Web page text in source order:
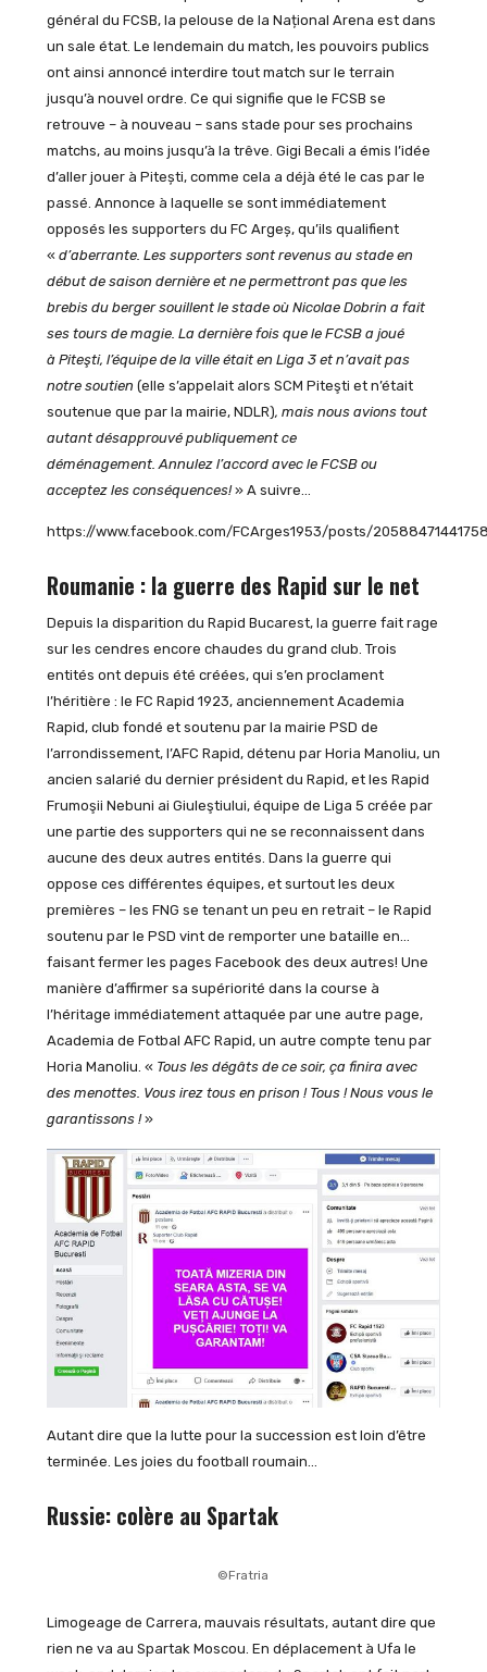
général du FCSB, la pelouse de la Național Arena est dans
un sale état. Le lendemain du match, les pouvoirs publics
ont ainsi annoncé interdire tout match sur le terrain
jusqu’à nouvel ordre. Ce qui signifie que le FCSB se
retrouve – à nouveau – sans stade pour ses prochains
matchs, au moins jusqu’à la trêve. Gigi Becali a émis l’idée
d’aller jouer à Pitești, comme cela a déjà été le cas par le
passé. Annonce à laquelle se sont immédiatement
opposés les supporters du FC Argeș, qu’ils qualifient
« d’aberrante. Les supporters sont revenus au stade en
début de saison dernière et ne permettront pas que les
brebis du berger souillent le stade où Nicolae Dobrin a fait
ses tours de magie. La dernière fois que le FCSB a joué
à Piteşti, l’équipe de la ville était en Liga 3 et n’avait pas
notre soutien (elle s’appelait alors SCM Piteşti et n’était
soutenue que par la mairie, NDLR), mais nous avions tout
autant désapprouvé publiquement ce
déménagement. Annulez l’accord avec le FCSB ou
acceptez les conséquences!» A suivre…
https://www.facebook.com/FCArges1953/posts/
Roumanie : la guerre des Rapid sur le net
Depuis la disparition du Rapid Bucarest, la guerre fait rage
sur les cendres encore chaudes du grand club. Trois
entités ont depuis été créées, qui s’en proclament
l’héritière : le FC Rapid 1923, anciennement Academia
Rapid, club fondé et soutenu par la mairie PSD de
l’arrondissement, l’AFC Rapid, détenu par Horia Manoliu, un
ancien salarié du dernier président du Rapid, et les Rapid
Frumoşii Nebuni ai Giuleştiului, équipe de Liga 5 créée par
une partie des supporters qui ne se reconnaissent dans
aucune des deux autres entités. Dans la guerre qui
oppose ces différentes équipes, et surtout les deux
premières – les FNG se tenant un peu en retrait – le Rapid
soutenu par le PSD vint de remporter une bataille en…
faisant fermer les pages Facebook des deux autres! Une
manière d’affirmer sa supériorité dans la course à
l’héritage immédiatement attaquée par une autre page,
Academia de Fotbal AFC Rapid, un autre compte tenu par
Horia Manoliu. « Tous les dégâts de ce soir, ça finira avec
des menottes. Vous irez tous en prison ! Tous ! Nous vous le
garantissons !»
Autant dire que la lutte pour la succession est loin d’être
terminée. Les joies du football roumain…
Russie: colère au Spartak
©Fratria
Limogeage de Carrera, mauvais résultats, autant dire que
rien ne va au Spartak Moscou. En déplacement à Ufa le